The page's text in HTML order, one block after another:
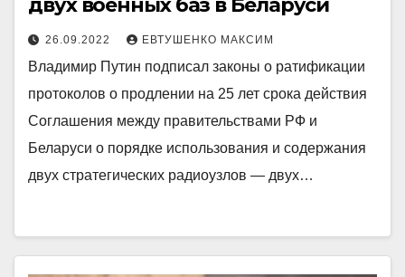
двух военных баз в Беларуси
26.09.2022 ЕВТУШЕНКО МАКСИМ
Владимир Путин подписал законы о ратификации
протоколов о продлении на 25 лет срока действия
Соглашения между правительствами РФ и
Беларуси о порядке использования и содержания
двух стратегических радиоузлов — двух…